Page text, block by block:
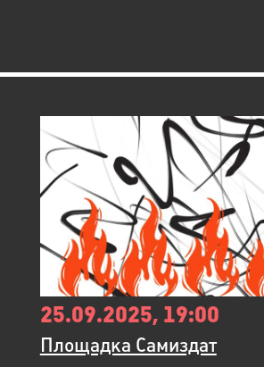
25.09.2025, 19:00
Площадка Самиздат